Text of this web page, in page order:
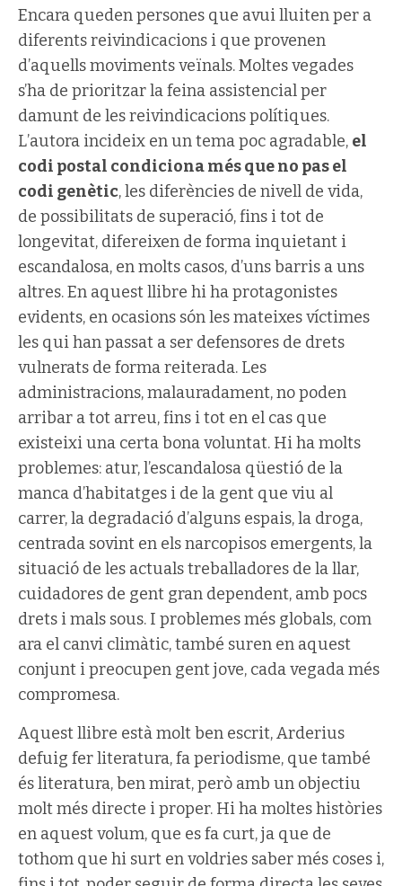
Encara queden persones que avui lluiten per a
diferents reivindicacions i que provenen
d’aquells moviments veïnals. Moltes vegades
s’ha de prioritzar la feina assistencial per
damunt de les reivindicacions polítiques.
L’autora incideix en un tema poc agradable, el
codi postal condiciona més que no pas el
codi genètic, les diferències de nivell de vida,
de possibilitats de superació, fins i tot de
longevitat, difereixen de forma inquietant i
escandalosa, en molts casos, d’uns barris a uns
altres. En aquest llibre hi ha protagonistes
evidents, en ocasions són les mateixes víctimes
les qui han passat a ser defensores de drets
vulnerats de forma reiterada. Les
administracions, malauradament, no poden
arribar a tot arreu, fins i tot en el cas que
existeixi una certa bona voluntat. Hi ha molts
problemes: atur, l’escandalosa qüestió de la
manca d’habitatges i de la gent que viu al
carrer, la degradació d’alguns espais, la droga,
centrada sovint en els narcopisos emergents, la
situació de les actuals treballadores de la llar,
cuidadores de gent gran dependent, amb pocs
drets i mals sous. I problemes més globals, com
ara el canvi climàtic, també suren en aquest
conjunt i preocupen gent jove, cada vegada més
compromesa.
Aquest llibre està molt ben escrit, Arderius
defuig fer literatura, fa periodisme, que també
és literatura, ben mirat, però amb un objectiu
molt més directe i proper. Hi ha moltes històries
en aquest volum, que es fa curt, ja que de
tothom que hi surt en voldries saber més coses i,